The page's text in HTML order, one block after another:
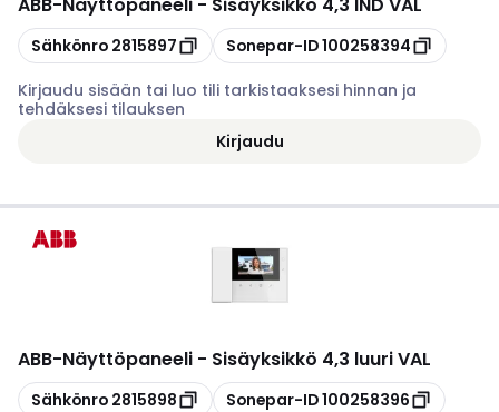
Kopioi
Sähkönro 2815897 Kopioi
Sonepar-ID100258394
Kirjaudu sisään tai luo tili tarkistaaksesi hinnan ja
tehdäksesi tilauksen
Kirjaudu
ABB-Näyttöpaneeli - Sisäyksikkö 4,3 luuri VAL
Kopioi
Sähkönro 2815898 Kopioi
Sonepar-ID100258396